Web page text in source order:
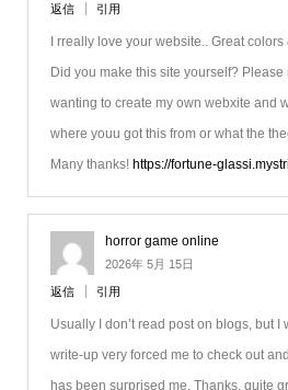
返信 引用
I rreally love your website.. Great colors
Did you make this site yourself? Please
wanting to create my own webxite and
where youu got this from or what the
Many thanks! https://fortune-
horror game online
2026年 5月 15日
返信 引用
Usually I don’t read post on blogs, but I
write-up very forced me to check out
has been surprised me. Thanks, quite